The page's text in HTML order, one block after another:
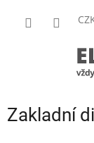
Zakladní